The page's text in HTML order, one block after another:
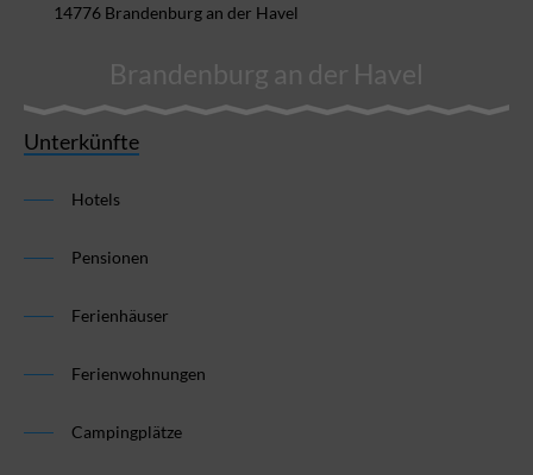
14776 Brandenburg an der Havel
Brandenburg an der Havel
Unterkünfte
Hotels
Pensionen
Ferienhäuser
Ferienwohnungen
Campingplätze